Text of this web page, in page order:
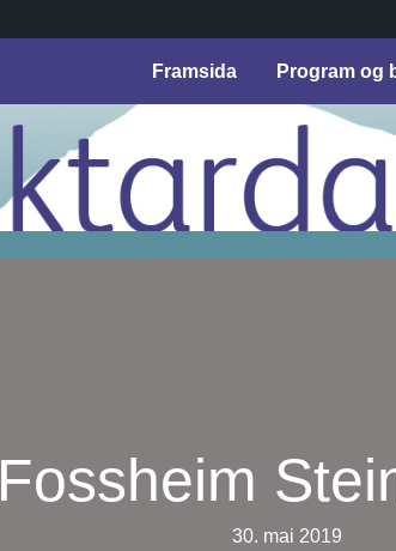
Framsida Program og
Fossheim
30. mai 2019